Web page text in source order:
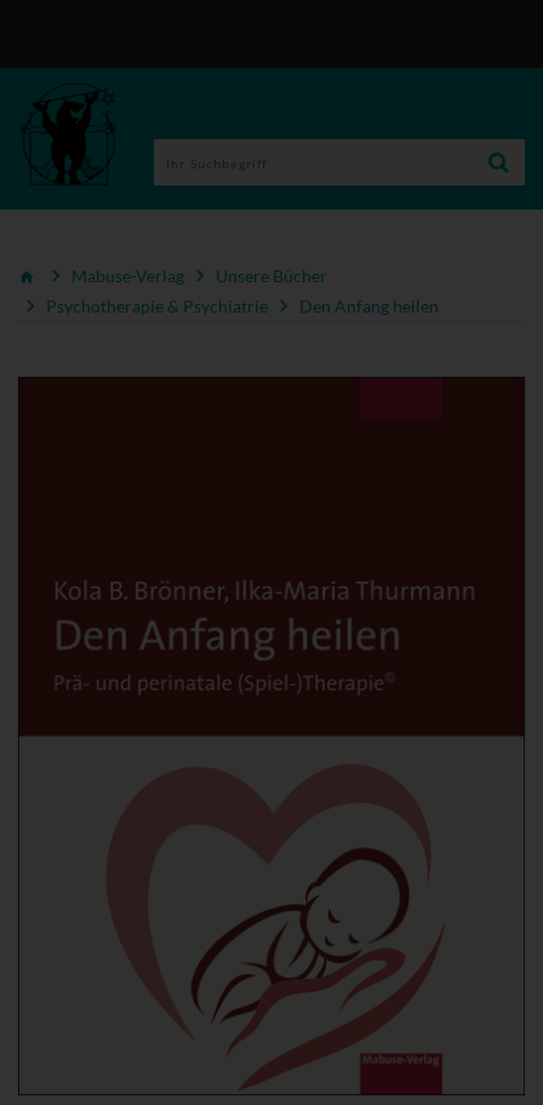
Mabuse-Verlag
Unsere Bücher
Psychotherapie & Psychiatrie
Den Anfang heilen